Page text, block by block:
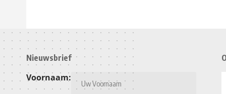
Nieuwsbrief
Voornaam: